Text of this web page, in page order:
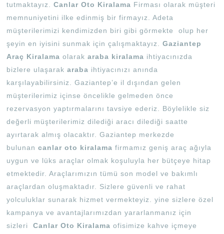
tutmaktayız.Canlar Oto Kiralama Firması olarak müşteri
memnuniyetini ilke edinmiş bir firmayız. Adeta
müşterilerimizi kendimizden biri gibi görmekte olup her
şeyin en iyisini sunmak için çalışmaktayız.Gaziantep
Araç Kiralama olarakaraba kiralama ihtiyacınızda
bizlere ulaşarakaraba ihtiyacınızı anında
karşılayabilirsiniz. Gaziantep’e il dışından gelen
müşterilerimiz içinse öncelikle gelmeden önce
rezervasyon yaptırmalarını tavsiye ederiz. Böylelikle siz
değerli müşterilerimiz dilediği aracı dilediği saatte
ayırtarak almış olacaktır. Gaziantep merkezde
bulunancanlar oto kiralama firmamız geniş araç ağıyla
uygun ve lüks araçlar olmak koşuluyla her bütçeye hitap
etmektedir. Araçlarımızın tümü son model ve bakımlı
araçlardan oluşmaktadır. Sizlere güvenli ve rahat
yolculuklar sunarak hizmet vermekteyiz. yine sizlere özel
kampanya ve avantajlarımızdan yararlanmanız için
sizleriCanlar Oto Kiralama ofisimize kahve içmeye